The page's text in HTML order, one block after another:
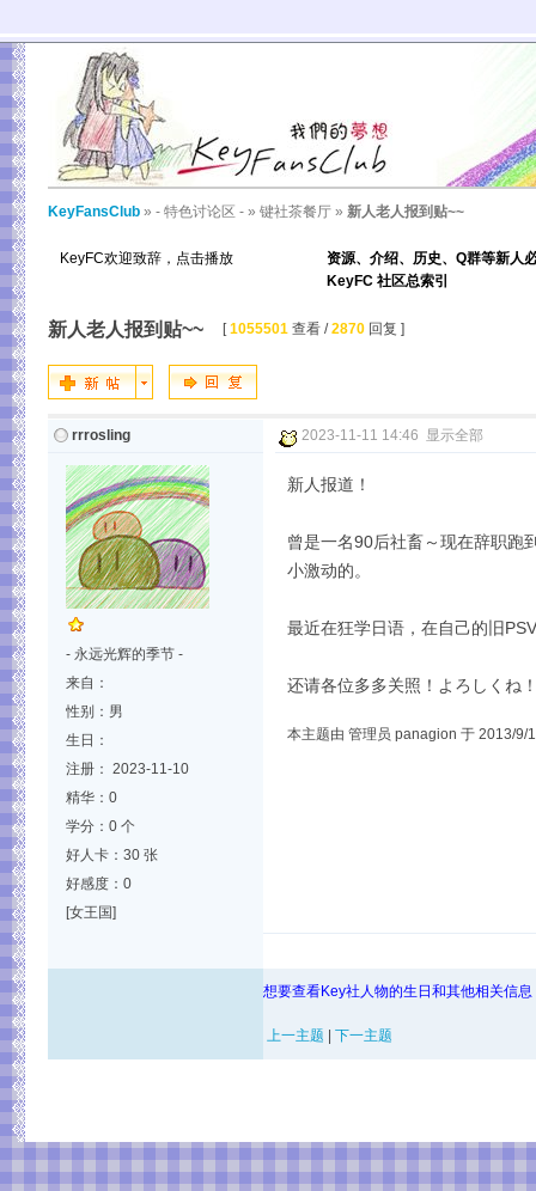
KeyFansClub » - 特色讨论区 - » 键社茶餐厅 » 新人老人报到贴~~
KeyFC欢迎致辞，点击播放
资源、介绍、历史、Q群等新人
KeyFC 社区总索引
新人老人报到贴~~ [1055501 查看 /2870 回复 ]
rrrosling
- 永远光辉的季节 -
来自：
性别：男
生日：
注册： 2023-11-10
精华：0
学分：0 个
好人卡：30 张
好感度：0
[女王国]
2023-11-11 14:46 显示全部
新人报道！
曾是一名90后社畜～现在辞职跑
小激动的。
最近在狂学日语，在自己的旧
还请各位多多关照！よろしくね
本主题由 管理员 panagion 于 2013/9/
想要查看Key社人物的生日和其他相关信
上一主题 下一主题